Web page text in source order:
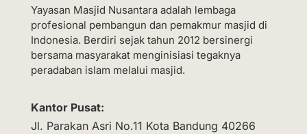
Yayasan Masjid Nusantara adalah lembaga
profesional pembangun dan pemakmur masjid di
Indonesia. Berdiri sejak tahun 2012 bersinergi
bersama masyarakat menginisiasi tegaknya
peradaban islam melalui masjid.
Kantor Pusat:
Jl. Parakan Asri No.11 Kota Bandung 40266